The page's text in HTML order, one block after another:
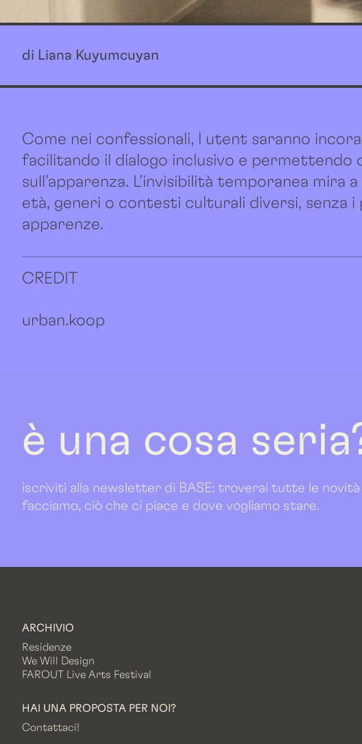
di Liana Kuyumcuyan
Come nei confessionali, l utent saranno
facilitando il dialogo inclusivo e permettendo
sull’apparenza. L’invisibilità temporanea
età, generi o contesti culturali diversi, senza
apparenze.
CREDIT
urban.koop
è una cosa
iscriviti alla newsletter di BASE: troverai tutte le novità
facciamo, ciò che ci piace e dove vogliamo stare.
ARCHIVIO
Residenze
We Will Design
FAROUT Live Arts Festival
HAI UNA PROPOSTA PER NOI?
Contattaci!